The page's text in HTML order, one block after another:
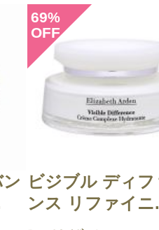
69%
OFF
ビジブル ディ
ンス リファイニ